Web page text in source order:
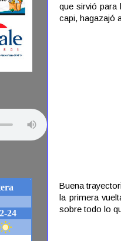
que sirvió para
capi, hagazajó
Buena
la primera
sobre todo lo